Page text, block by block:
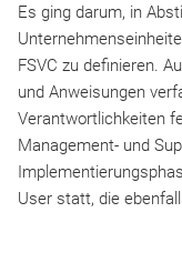
Es ging darum, in
FSVC zu definieren.
und Anweisungen
Verantwortlichkeiten
Management- und
User statt, die